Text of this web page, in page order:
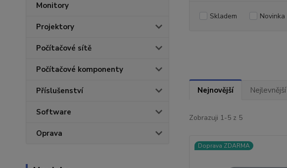
Monitory
Projektory
Počítačové sítě
Počítačové komponenty
Příslušenství
Software
Oprava
Skladem Novinka
Nejnovější Nejlevnější
Zobrazuji 1-5 z 5
Doprava ZDARMA